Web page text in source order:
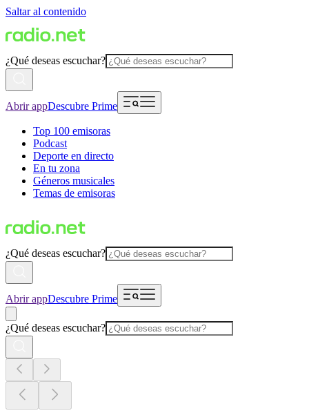
Saltar al contenido
¿Qué deseas escuchar?
Abrir appDescubre Prime
Top 100 emisoras
Podcast
Deporte en directo
En tu zona
Géneros musicales
Temas de emisoras
¿Qué deseas escuchar?
Abrir appDescubre Prime
¿Qué deseas escuchar?